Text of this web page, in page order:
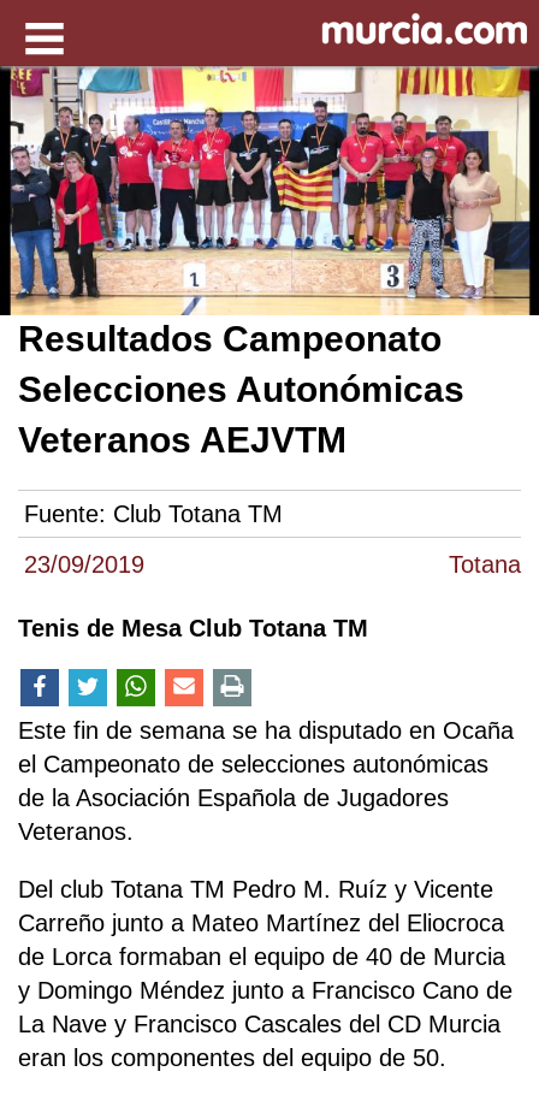
23/09/2019 Totana
Resultados Campeonato
Selecciones Autonómicas
Veteranos AEJVTM
Fuente: Club Totana TM
Tenis de Mesa Club Totana TM
Este fin de semana se ha disputado en Ocaña
el Campeonato de selecciones autonómicas
de la Asociación Española de Jugadores
Veteranos.
Del club Totana TM Pedro M. Ruíz y Vicente
Carreño junto a Mateo Martínez del Eliocroca
de Lorca formaban el equipo de 40 de Murcia
y Domingo Méndez junto a Francisco Cano de
La Nave y Francisco Cascales del CD Murcia
eran los componentes del equipo de 50.